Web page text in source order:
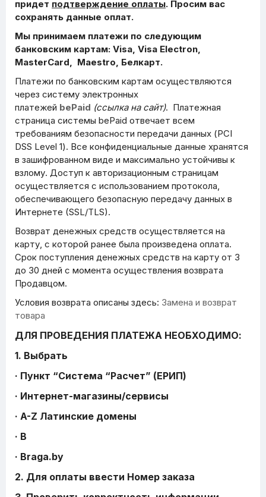
придет подтверждение оплаты. Просим вас
сохранять данные оплат.
Мы принимаем платежи по следующим
банковским картам: Visa, Visa Electron,
MasterCard, Maestro, Белкарт.
Платежи по банковским картам осуществляются
через систему электронных
платежей bePaid (ссылка на сайт). Платежная
страница системы bePaid отвечает всем
требованиям безопасности передачи данных (PCI
DSS Level 1). Все конфиденциальные данные хранятся
в зашифрованном виде и максимально устойчивы к
взлому. Доступ к авторизационным страницам
осуществляется с использованием протокола,
обеспечивающего безопасную передачу данных в
Интернетe (SSL/TLS).
Возврат денежных средств осуществляется на
карту, с которой ранее была произведена оплата.
Срок поступления денежных средств на карту от 3
до 30 дней с момента осуществления возврата
Продавцом.
Условия возврата описаны здесь: Замена и возврат
товара
ДЛЯ ПРОВЕДЕНИЯ ПЛАТЕЖА НЕОБХОДИМО:
1. Выбрать
· Пункт “Система “Расчет” (ЕРИП)
· Интернет-магазины/сервисы
· A-Z Латинские домены
· B
· Braga.by
2. Для оплаты ввести Номер заказа